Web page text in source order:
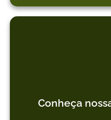
Conheça